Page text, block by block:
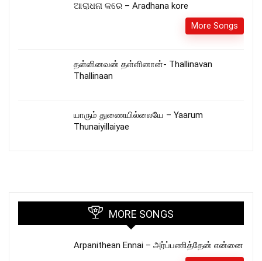
ଆରାଧନା କରେ – Aradhana kore
More Songs
தள்ளினவன் தள்ளினான்- Thallinavan
Thallinaan
யாரும் துணையில்லையே – Yaarum
Thunaiyillaiyae
MORE SONGS
Arpanithean Ennai – அர்ப்பணித்தேன் என்னை